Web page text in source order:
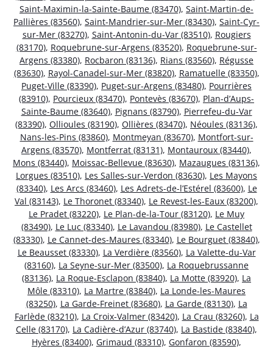
Saint-Maximin-la-Sainte-Baume (83470), Saint-Martin-de-
Pallières (83560), Saint-Mandrier-sur-Mer (83430), Saint-Cyr-
sur-Mer (83270), Saint-Antonin-du-Var (83510), Rougiers
(83170), Roquebrune-sur-Argens (83520), Roquebrune-sur-
Argens (83380), Rocbaron (83136), Rians (83560), Régusse
(83630), Rayol-Canadel-sur-Mer (83820), Ramatuelle (83350),
Puget-Ville (83390), Puget-sur-Argens (83480), Pourrières
(83910), Pourcieux (83470), Pontevès (83670), Plan-d’Aups-
Sainte-Baume (83640), Pignans (83790), Pierrefeu-du-Var
(83390), Ollioules (83190), Ollières (83470), Néoules (83136),
Nans-les-Pins (83860), Montmeyan (83670), Montfort-sur-
Argens (83570), Montferrat (83131), Montauroux (83440),
Mons (83440), Moissac-Bellevue (83630), Mazaugues (83136),
Lorgues (83510), Les Salles-sur-Verdon (83630), Les Mayons
(83340), Les Arcs (83460), Les Adrets-de-l’Estérel (83600), Le
Val (83143), Le Thoronet (83340), Le Revest-les-Eaux (83200),
Le Pradet (83220), Le Plan-de-la-Tour (83120), Le Muy
(83490), Le Luc (83340), Le Lavandou (83980), Le Castellet
(83330), Le Cannet-des-Maures (83340), Le Bourguet (83840),
Le Beausset (83330), La Verdière (83560), La Valette-du-Var
(83160), La Seyne-sur-Mer (83500), La Roquebrussanne
(83136), La Roque-Esclapon (83840), La Motte (83920), La
Môle (83310), La Martre (83840), La Londe-les-Maures
(83250), La Garde-Freinet (83680), La Garde (83130), La
Farlède (83210), La Croix-Valmer (83420), La Crau (83260), La
Celle (83170), La Cadière-d’Azur (83740), La Bastide (83840),
Hyères (83400), Grimaud (83310), Gonfaron (83590),